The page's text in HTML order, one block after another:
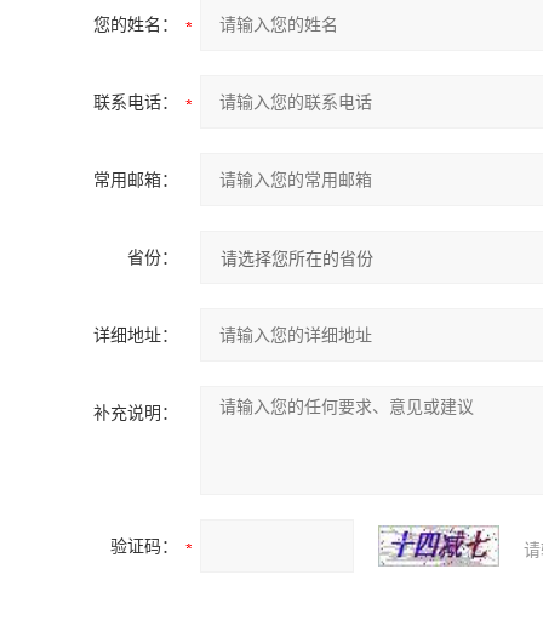
您的姓名：
联系电话：
常用邮箱：
省份：
详细地址：
补充说明：
验证码：